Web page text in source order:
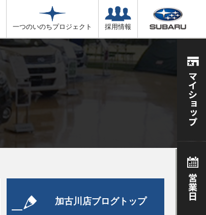
一つのいのちプロジェクト 採用情報
加古川店ブログトップ